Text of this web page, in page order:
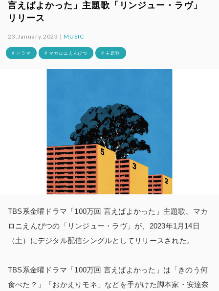
言えばよかった」主題歌「リンジュー・ラヴ」
リリース
23.January.2023 |MUSIC
# ドラマ # マカロニえんぴつ # 主題歌
TBS系金曜ドラマ「100万回 言えばよかった」主題歌、マカ
ロニえんぴつの「リンジュー・ラヴ」が、2023年1月14日
（土）にデジタル配信シングルとしてリリースされた。
TBS系金曜ドラマ「100万回 言えばよかった」は「きのう何
食べた？」「おかえりモネ」などを手がけた脚本家・安達奈